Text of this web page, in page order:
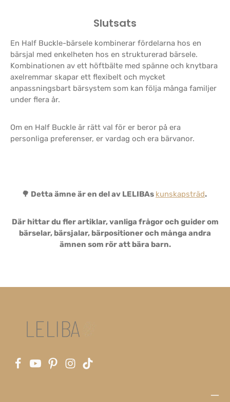
Slutsats
En Half Buckle-bärsele kombinerar fördelarna hos en
bärsjal med enkelheten hos en strukturerad bärsele.
Kombinationen av ett höftbälte med spänne och knytbara
axelremmar skapar ett flexibelt och mycket
anpassningsbart bärsystem som kan följa många familjer
under flera år.
Om en Half Buckle är rätt val för er beror på era
personliga preferenser, er vardag och era bärvanor.
🌳 Detta ämne är en del av LELIBAs kunskapsträd.
Där hittar du fler artiklar, vanliga frågor och guider om
bärselar, bärsjalar, bärpositioner och många andra
ämnen som rör att bära barn.